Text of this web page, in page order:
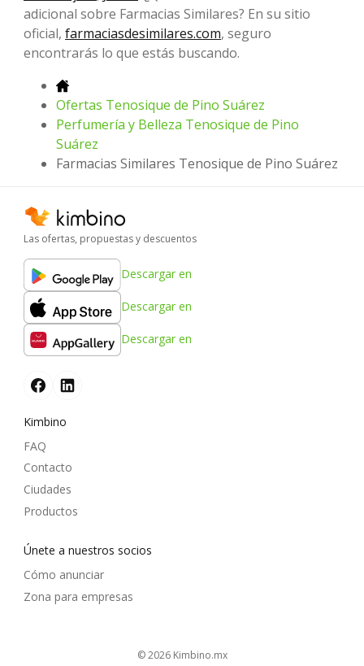
adicional sobre Farmacias Similares? En su sitio
oficial, farmaciasdesimilares.com, seguro
encontrarás lo que estás buscando.
Ofertas Tenosique de Pino Suárez
Perfumería y Belleza Tenosique de Pino
Suárez
Farmacias Similares Tenosique de Pino Suárez
Las ofertas, propuestas y descuentos
Descargar en
Descargar en
Descargar en
Kimbino
FAQ
Contacto
Ciudades
Productos
Únete a nuestros socios
Cómo anunciar
Zona para empresas
© 2026 kimbino.mx